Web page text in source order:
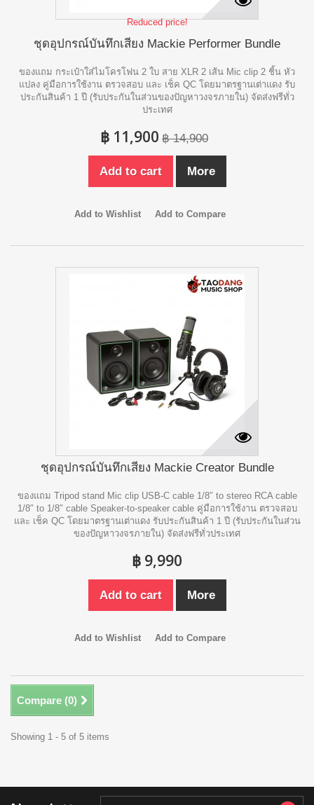
Reduced price!
ชุดอุปกรณ์บันทึกเสียง Mackie Performer Bundle
ของแถม กระเป๋าใส่ไมโครโฟน 2 ใบ สาย XLR 2 เส้น Mic clip 2 ชิ้น หัว
แปลง คู่มือการใช้งาน ตรวจสอบ และ เช็ค QC โดยมาตรฐานเต่าแดง รับ
ประกันสินค้า 1 ปี (รับประกันในส่วนของปัญหาวงจรภายใน) จัดส่งฟรีทั่ว
ประเทศ
฿ 11,900 ฿ 14,900
Add to cart More
Add to Wishlist Add to Compare
ชุดอุปกรณ์บันทึกเสียง Mackie Creator Bundle
ของแถม Tripod stand Mic clip USB-C cable 1/8″ to stereo RCA cable
1/8″ to 1/8″ cable Speaker-to-speaker cable คู่มือการใช้งาน ตรวจสอบ
และ เช็ค QC โดยมาตรฐานเต่าแดง รับประกันสินค้า 1 ปี (รับประกันในส่วน
ของปัญหาวงจรภายใน) จัดส่งฟรีทั่วประเทศ
฿ 9,990
Add to cart More
Add to Wishlist Add to Compare
Compare (0)
Showing 1 - 5 of 5 items